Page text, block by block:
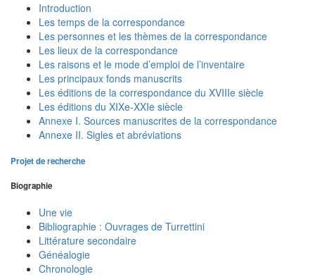
Introduction
Les temps de la correspondance
Les personnes et les thèmes de la correspondance
Les lieux de la correspondance
Les raisons et le mode d’emploi de l’inventaire
Les principaux fonds manuscrits
Les éditions de la correspondance du XVIIIe siècle
Les éditions du XIXe-XXIe siècle
Annexe I. Sources manuscrites de la correspondance
Annexe II. Sigles et abréviations
Projet de recherche
Biographie
Une vie
Bibliographie : Ouvrages de Turrettini
Littérature secondaire
Généalogie
Chronologie